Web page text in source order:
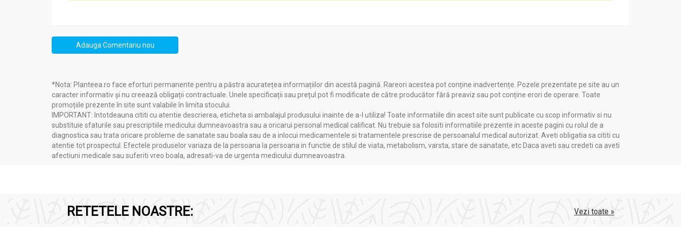
Beneficii:
- ajuta la lupta impotriva tensiunii arteriale;
- ajuta la lupta impotriva infectiilor virale si bacteriene;
- ajuta la imbunatatirea functiilor sistemului digestiv si excretor
Ceaiul reduce bolile cardiace
Consumul de ceai verde îmbunătățește rapid starea de sănătate a celulelor delicate mucoasa vaselor de sânge si ajuta la reducerea riscului de o boala de
inima.
În mod specific, ceaiul verde îmbunătățește funcția celulelor endoteliale.
Pierderea in greutate cu ceaiul
Adauga Comentariu nou
*Nota: Planteea.ro face eforturi permanente pentru a păstra acuratețea informațiilor din acestă pagină. Rareori acestea pot conține inadvertențe. Pozele prezentate pe site au un
caracter informativ și nu creează obligații contractuale. Unele specificații sau prețul pot fi modificate de către producător fără preaviz sau pot conține erori de operare. Toate
promoțiile prezente în site sunt valabile în limita stocului.
IMPORTANT: Intotdeauna cititi cu atentie descrierea, eticheta si ambalajul produsului inainte de a-l utiliza! Toate informatiile din acest site sunt publicate cu scop informativ si nu
substituie sfaturile sau prescriptiile medicului dumneavoastra sau a oricarui personal medical calificat. Nu trebuie sa folositi informatiile prezente in aceste pagini cu rolul de a
diagnostica sau trata oricare probleme de sanatate sau boala sau de a inlocui medicamentele si tratamentele prescrise de persoanalul medical autorizat. Aveti obligatia sa cititi cu
atentie tot prospectul. Efectele produselor variaza de la persoana la persoana in functie de stilul de viata, metabolism, varsta, stare de sanatate, etc Daca aveti sau credeti ca aveti
afectiuni medicale sau suferiti vreo boala, adresati-va de urgenta medicului dumneavoastra.
RETETELE NOASTRE: Vezi toate »